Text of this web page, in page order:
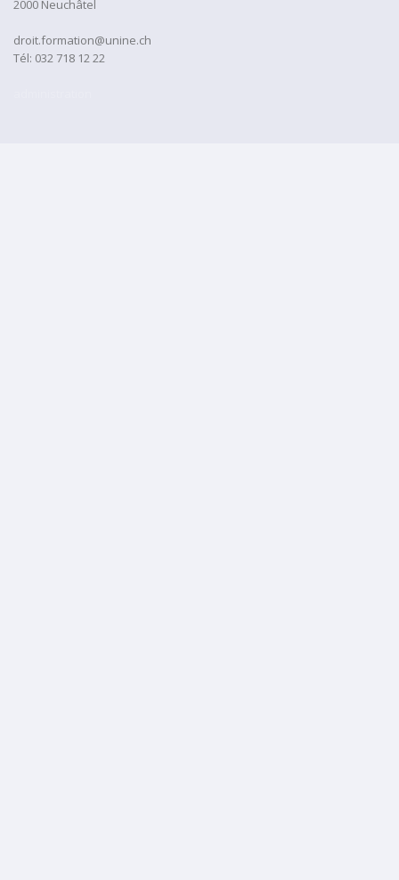
2000 Neuchâtel
droit.formation@unine.ch
Tél: 032 718 12 22